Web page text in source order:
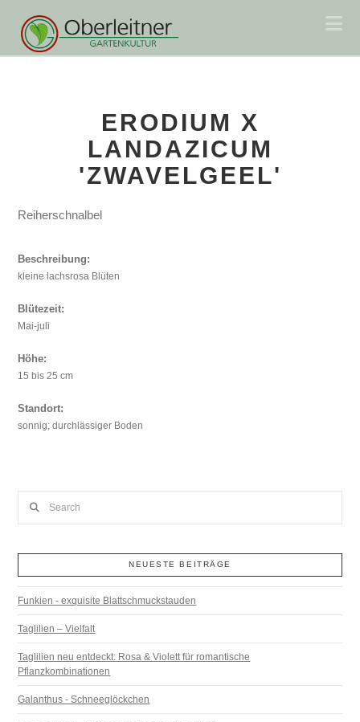
ERODIUM X
LANDAZICUM
'ZWAVELGEEL'
Reiherschnalbel
Beschreibung:
kleine lachsrosa Blüten
Blütezeit:
Mai-juli
Höhe:
15 bis 25 cm
Standort:
sonnig; durchlässiger Boden
NEUESTE BEITRÄGE
Funkien - exquisite Blattschmuckstauden
Taglilien – Vielfalt
Taglilien neu entdeckt: Rosa & Violett für romantische
Pflanzkombinationen
Galanthus - Schneeglöckchen